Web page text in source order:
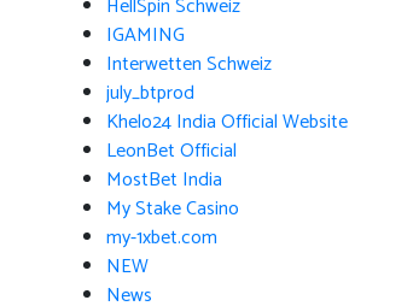
HellSpin Schweiz
IGAMING
Interwetten Schweiz
july_btprod
Khelo24 India Official Website
LeonBet Official
MostBet India
My Stake Casino
my-1xbet.com
NEW
News